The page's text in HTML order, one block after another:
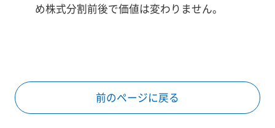
め株式分割前後で価値は変わりません。
前のページに戻る